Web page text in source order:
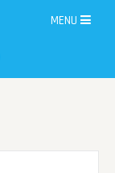
MENU